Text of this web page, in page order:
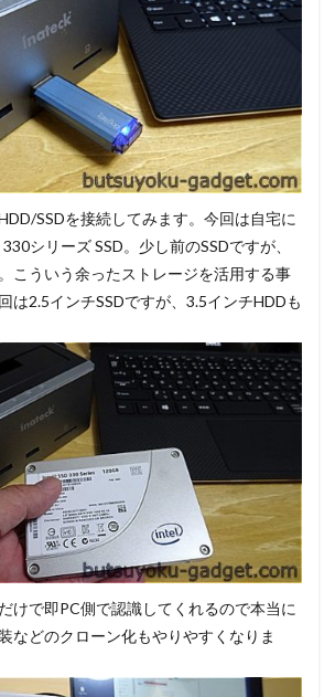
SSDを接続してみます。今回は自宅に
シリーズ SSD。少し前のSSDですが、
こういう余ったストレージを活用する事
は2.5インチSSDですが、3.5インチHDDも
けで即PC側で認識してくれるので本当に
などのクローン化もやりやすくなりま